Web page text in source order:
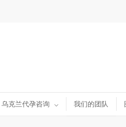
乌克兰代孕咨询 我们的团队